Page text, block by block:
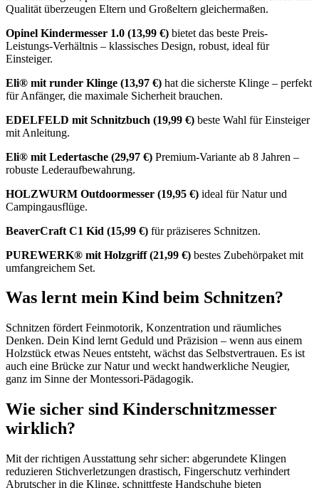
Qualität überzeugen Eltern und Großeltern gleichermaßen.
Opinel Kindermesser 1.0 (13,99 €) bietet das beste Preis-
Leistungs-Verhältnis – klassisches Design, robust, ideal für
Einsteiger.
Eli® mit runder Klinge (13,97 €) hat die sicherste Klinge – perfekt
für Anfänger, die maximale Sicherheit brauchen.
EDELFELD mit Schnitzbuch (19,99 €) beste Wahl für Einsteiger
mit Anleitung.
Eli® mit Ledertasche (29,97 €) Premium-Variante ab 8 Jahren –
robuste Lederaufbewahrung.
HOLZWURM Outdoormesser (19,95 €) ideal für Natur und
Campingausflüge.
BeaverCraft C1 Kid (15,99 €) für präziseres Schnitzen.
PUREWERK® mit Holzgriff (21,99 €) bestes Zubehörpaket mit
umfangreichem Set.
Was lernt mein Kind beim Schnitzen?
Schnitzen fördert Feinmotorik, Konzentration und räumliches
Denken. Dein Kind lernt Geduld und Präzision – wenn aus einem
Holzstück etwas Neues entsteht, wächst das Selbstvertrauen. Es ist
auch eine Brücke zur Natur und weckt handwerkliche Neugier,
ganz im Sinne der Montessori-Pädagogik.
Wie sicher sind Kinderschnitzmesser
wirklich?
Mit der richtigen Ausstattung sehr sicher: abgerundete Klingen
reduzieren Stichverletzungen drastisch, Fingerschutz verhindert
Abrutscher in die Klinge, schnittfeste Handschuhe bieten